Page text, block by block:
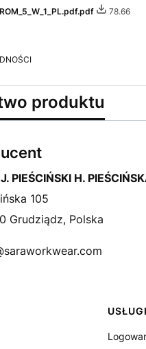
78.66
produktu
PIEŚCIŃSKI H.
105
Grudziądz, Polska
USŁUGI